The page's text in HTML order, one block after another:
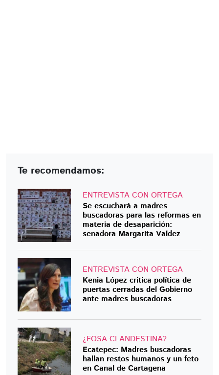
Te recomendamos:
ENTREVISTA CON ORTEGA
Se escuchará a madres
buscadoras para las reformas en
materia de desaparición:
senadora Margarita Valdez
ENTREVISTA CON ORTEGA
Kenia López critica política de
puertas cerradas del Gobierno
ante madres buscadoras
¿FOSA CLANDESTINA?
Ecatepec: Madres buscadoras
hallan restos humanos y un feto
en Canal de Cartagena